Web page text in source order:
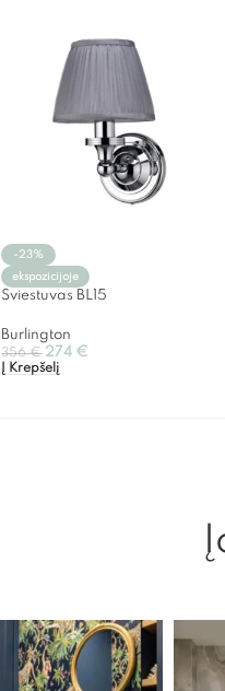
-23%
ekspozicijoje
Šviestuvas BL15
Burlington
356€ 274 €
Į Krepšelį